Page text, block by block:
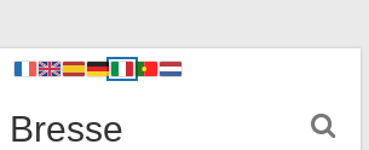
Bresse